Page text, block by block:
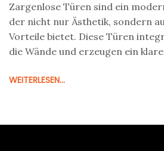
Zargenlose Türen sind ein
der nicht nur Ästhetik, sondern
Vorteile bietet. Diese Türen
die Wände und erzeugen ein
funktionieren, ihre Vorteile und
WEITERLESEN...